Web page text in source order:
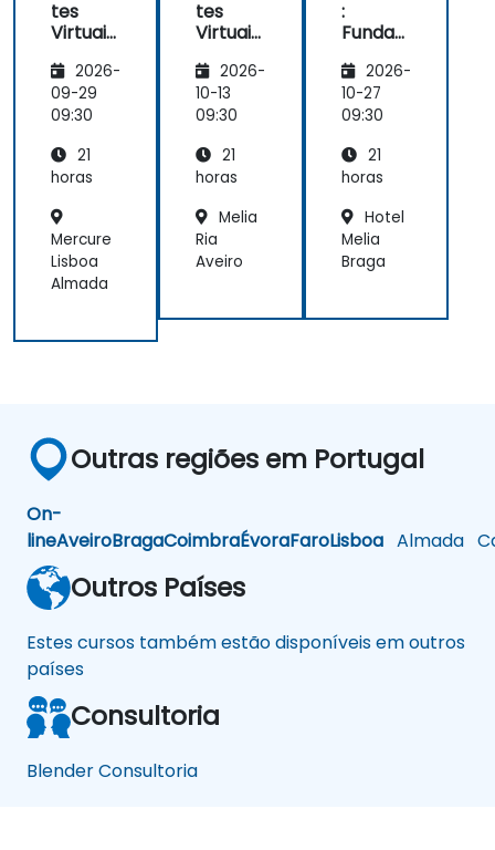
corrigir o
problema
tes
Virtuais
ais com
Unity,
Blender
Studio
2026-
09-29
09:30
21
horas
Mercure
Lisboa
Almada
tes
Virtuais
ais com
Unity,
Blender
Studio
2026-
10-13
09:30
21
horas
Melia
Ria
Aveiro
:
Funda
da
Modela
gem 3D
1
2026-
10-27
09:30
21
horas
Hotel
Melia
Braga
Outras regiões em Portugal
On-
lineAveiroBragaCoimbraÉvoraFaroLisboa Almada
Outros Países
Estes cursos também estão disponíveis em outros
países
Consultoria
Blender Consultoria